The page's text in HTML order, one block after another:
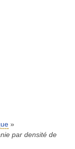
»
par densité de